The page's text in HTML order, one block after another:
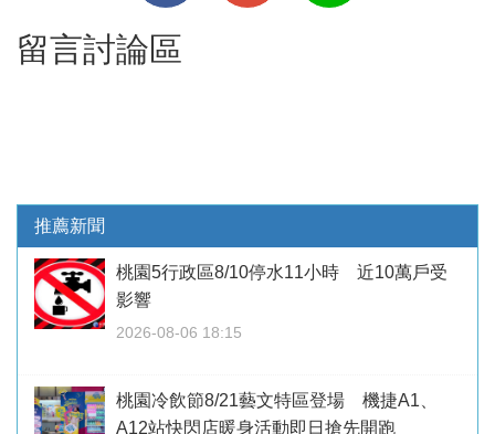
留言討論區
推薦新聞
桃園5行政區8/10停水11小時 近10萬戶受
影響
2026-08-06 18:15
桃園冷飲節8/21藝文特區登場 機捷A1、
A12站快閃店暖身活動即日搶先開跑